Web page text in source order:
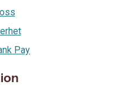
Pay